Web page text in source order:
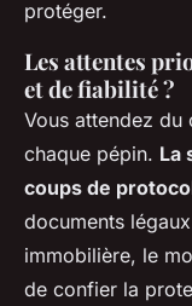
protéger.
Les attentes
et de fiabilité ?
Vous attendez du
chaque pépin. La
coups de
documents
immobilière, le
de confier la